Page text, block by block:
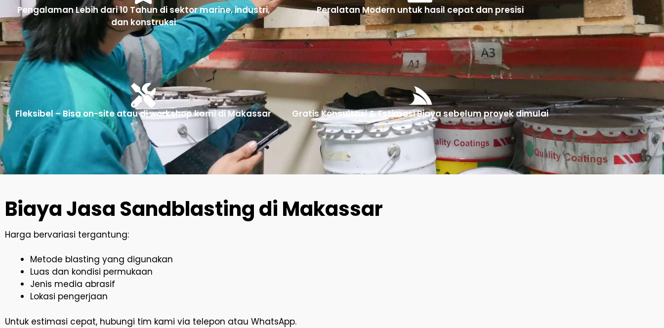
Pengalaman Lebih dari 10 Tahun di sektor marine, industri,
dan konstruksi
Peralatan Modern untuk hasil cepat dan presisi
Fleksibel – Bisa on-site atau di workshop kami di Makassar Gratis Konsultasi & Estimasi Biaya sebelum proyek dimulai
Biaya Jasa Sandblasting di Makassar
Harga bervariasi tergantung:
Metode blasting yang digunakan
Luas dan kondisi permukaan
Jenis media abrasif
Lokasi pengerjaan
Untuk estimasi cepat, hubungi tim kami via telepon atau WhatsApp.